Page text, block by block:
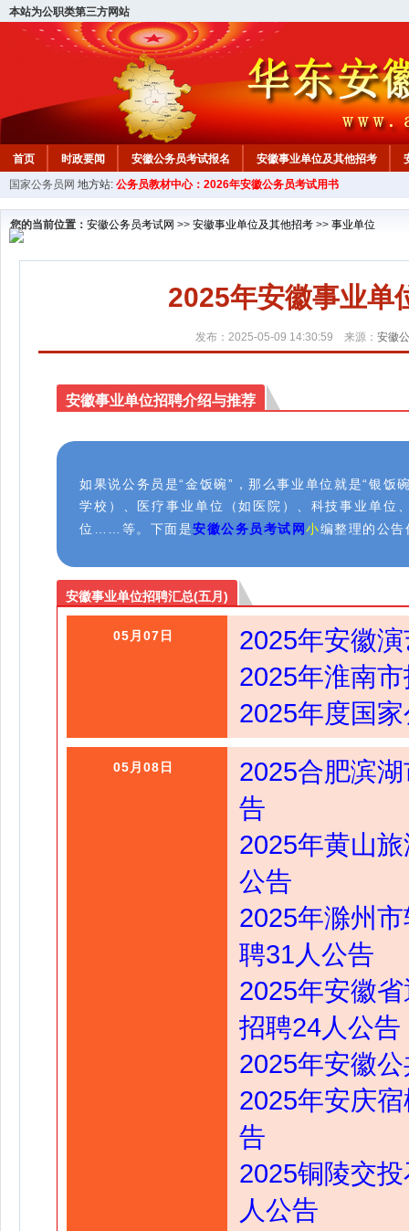
本站为公职类第三方网站
首页 时政要闻 安徽公务员考试报名 安徽事业单位及其他招考
安徽公务员行测试题 在线咨询 教材中心
国家公务员网 地方站: 公务员教材中心：2026年安徽公务员考试用书
您的当前位置： 安徽公务员考试网 >> 安徽事业单位及其他招考 >> 事业单位
2025年安徽事业
发布：2025-05-09 14:30:59 来源： 安徽
安徽事业单位招聘介绍与推荐
如果说公务员是“金饭碗”，那么事业单位就是“银
学校）、医疗事业单位（如医院）、科技事业单位
位……等。下面是安徽公务员考试网小编整理的公
安徽事业单位招聘汇总(五月)
05月07日
2025年安徽
2025年淮南
2025年度国
05月 08 日
2025合肥滨
告
2025年黄山
公告
2025年滁州
聘31人公告
2025年安徽
招聘24人公告
2025年安徽
2025年安庆
告
2025铜陵交
人公告